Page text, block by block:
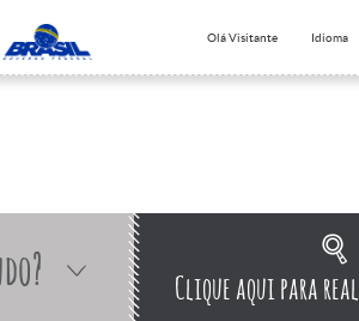
Olá Visitante Idioma
Clique aqui para